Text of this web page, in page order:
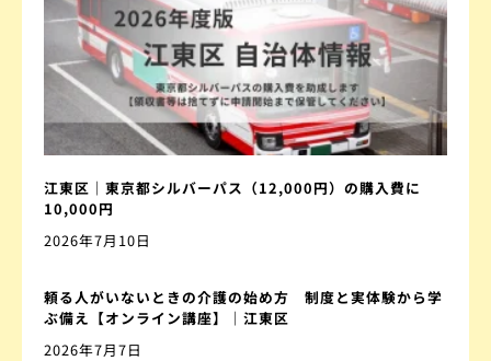
江東区｜東京都シルバーパス（12,000円）の購入費に
10,000円
2026年7月10日
頼る人がいないときの介護の始め方 制度と実体験から学
ぶ備え【オンライン講座】｜江東区
2026年7月7日